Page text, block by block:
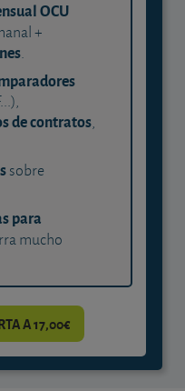
OCU
+
.
de contratos,
sobre
para
mucho
A 17,00€